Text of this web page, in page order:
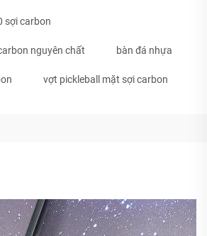
sợi carbon
nguyên chất bàn đá nhựa
vợt pickleball mặt sợi carbon